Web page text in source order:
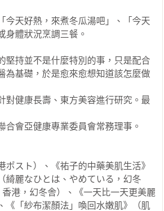
天好熱，來煮冬瓜湯吧」、「今天
身體狀況烹調三餐。
持並不是什麼特別的事，只是配合
為基礎，於是愈來愈想知道該怎麼做
健康長壽、東方美容進行研究。最
會亞健康專業委員會常務理事。
スト）、《祐子的中藥美肌生活》
綺麗なひとは、やめている，幻冬
港，幻冬舎）、《一天比一天更美麗
《「紗布潔顏法」喚回水嫩肌》（肌